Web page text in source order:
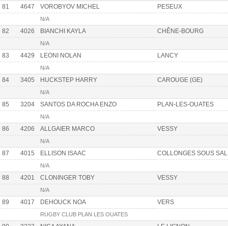
81 4647 VOROBYOV MICHEL PESEUX
N/A
82 4026 BIANCHI KAYLA CHÊNE-BOURG
N/A
83 4429 LEONI NOLAN LANCY
N/A
84 3405 HUCKSTEP HARRY CAROUGE (GE)
N/A
85 3204 SANTOS DA ROCHA ENZO PLAN-LES-OUATES
N/A
86 4206 ALLGAIER MARCO VESSY
N/A
87 4015 ELLISON ISAAC COLLONGES SOUS
N/A
88 4201 CLONINGER TOBY VESSY
N/A
89 4017 DEHOUCK NOA VERS
RUGBY CLUB PLAN LES OUATES